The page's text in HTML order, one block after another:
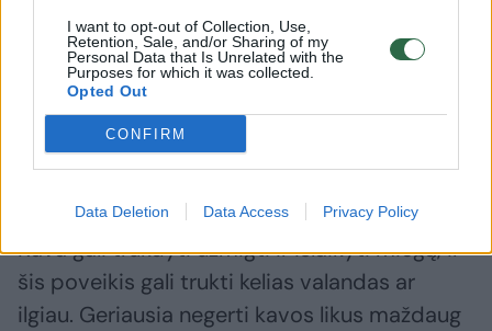
I want to opt-out of Collection, Use,
Retention, Sale, and/or Sharing of my
Personal Data that Is Unrelated with the
Purposes for which it was collected.
Opted Out
CONFIRM
Data Deletion Data Access Privacy Policy
aštuonias situacijas, kai vartoti kavą būtų
didžiulė klaida.
1. Negerkite kavos likus aštuonioms
valandoms iki miego
Kava gali trukdyti užmigti ir išlaikyti miegą, ir
šis poveikis gali trukti kelias valandas ar
ilgiau. Geriausia negerti kavos likus maždaug